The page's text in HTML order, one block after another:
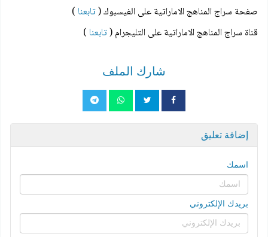
صفحة سراج المناهج الاماراتية على الفيسبوك (تابعنا )
قناة سراج المناهج الاماراتية على التليجرام (تابعنا )
شارك الملف
إضافة تعليق
اسمك
بريدك الإلكتروني